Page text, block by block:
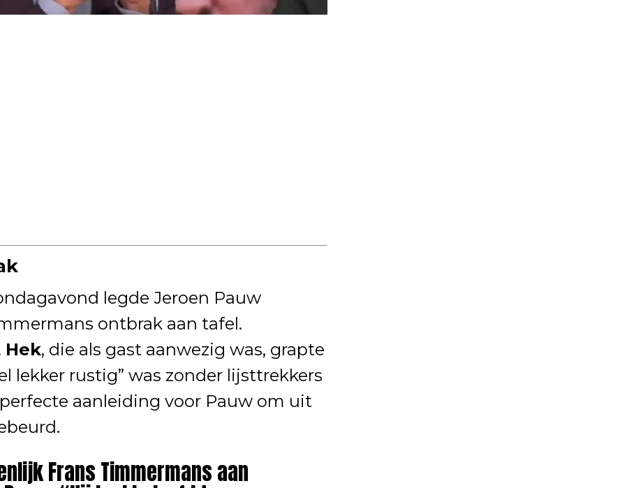
legde Jeroen Pauw
ontbrak aan tafel.
Hek, die als gast aanwezig was, grapte
lekker rustig” was zonder lijsttrekkers
aanleiding voor Pauw om uit
Frans Timmermans aan